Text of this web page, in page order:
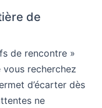
de
de rencontre »
recherchez
d’écarter dès
ne